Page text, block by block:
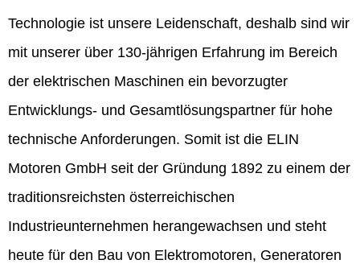
Technologie ist unsere Leidenschaft, deshalb sind wir
mit unserer über 130-jährigen Erfahrung im Bereich
der elektrischen Maschinen ein bevorzugter
Entwicklungs- und Gesamtlösungspartner für hohe
technische Anforderungen. Somit ist die ELIN
Motoren GmbH seit der Gründung 1892 zu einem der
traditionsreichsten österreichischen
Industrieunternehmen herangewachsen und steht
heute für den Bau von Elektromotoren, Generatoren